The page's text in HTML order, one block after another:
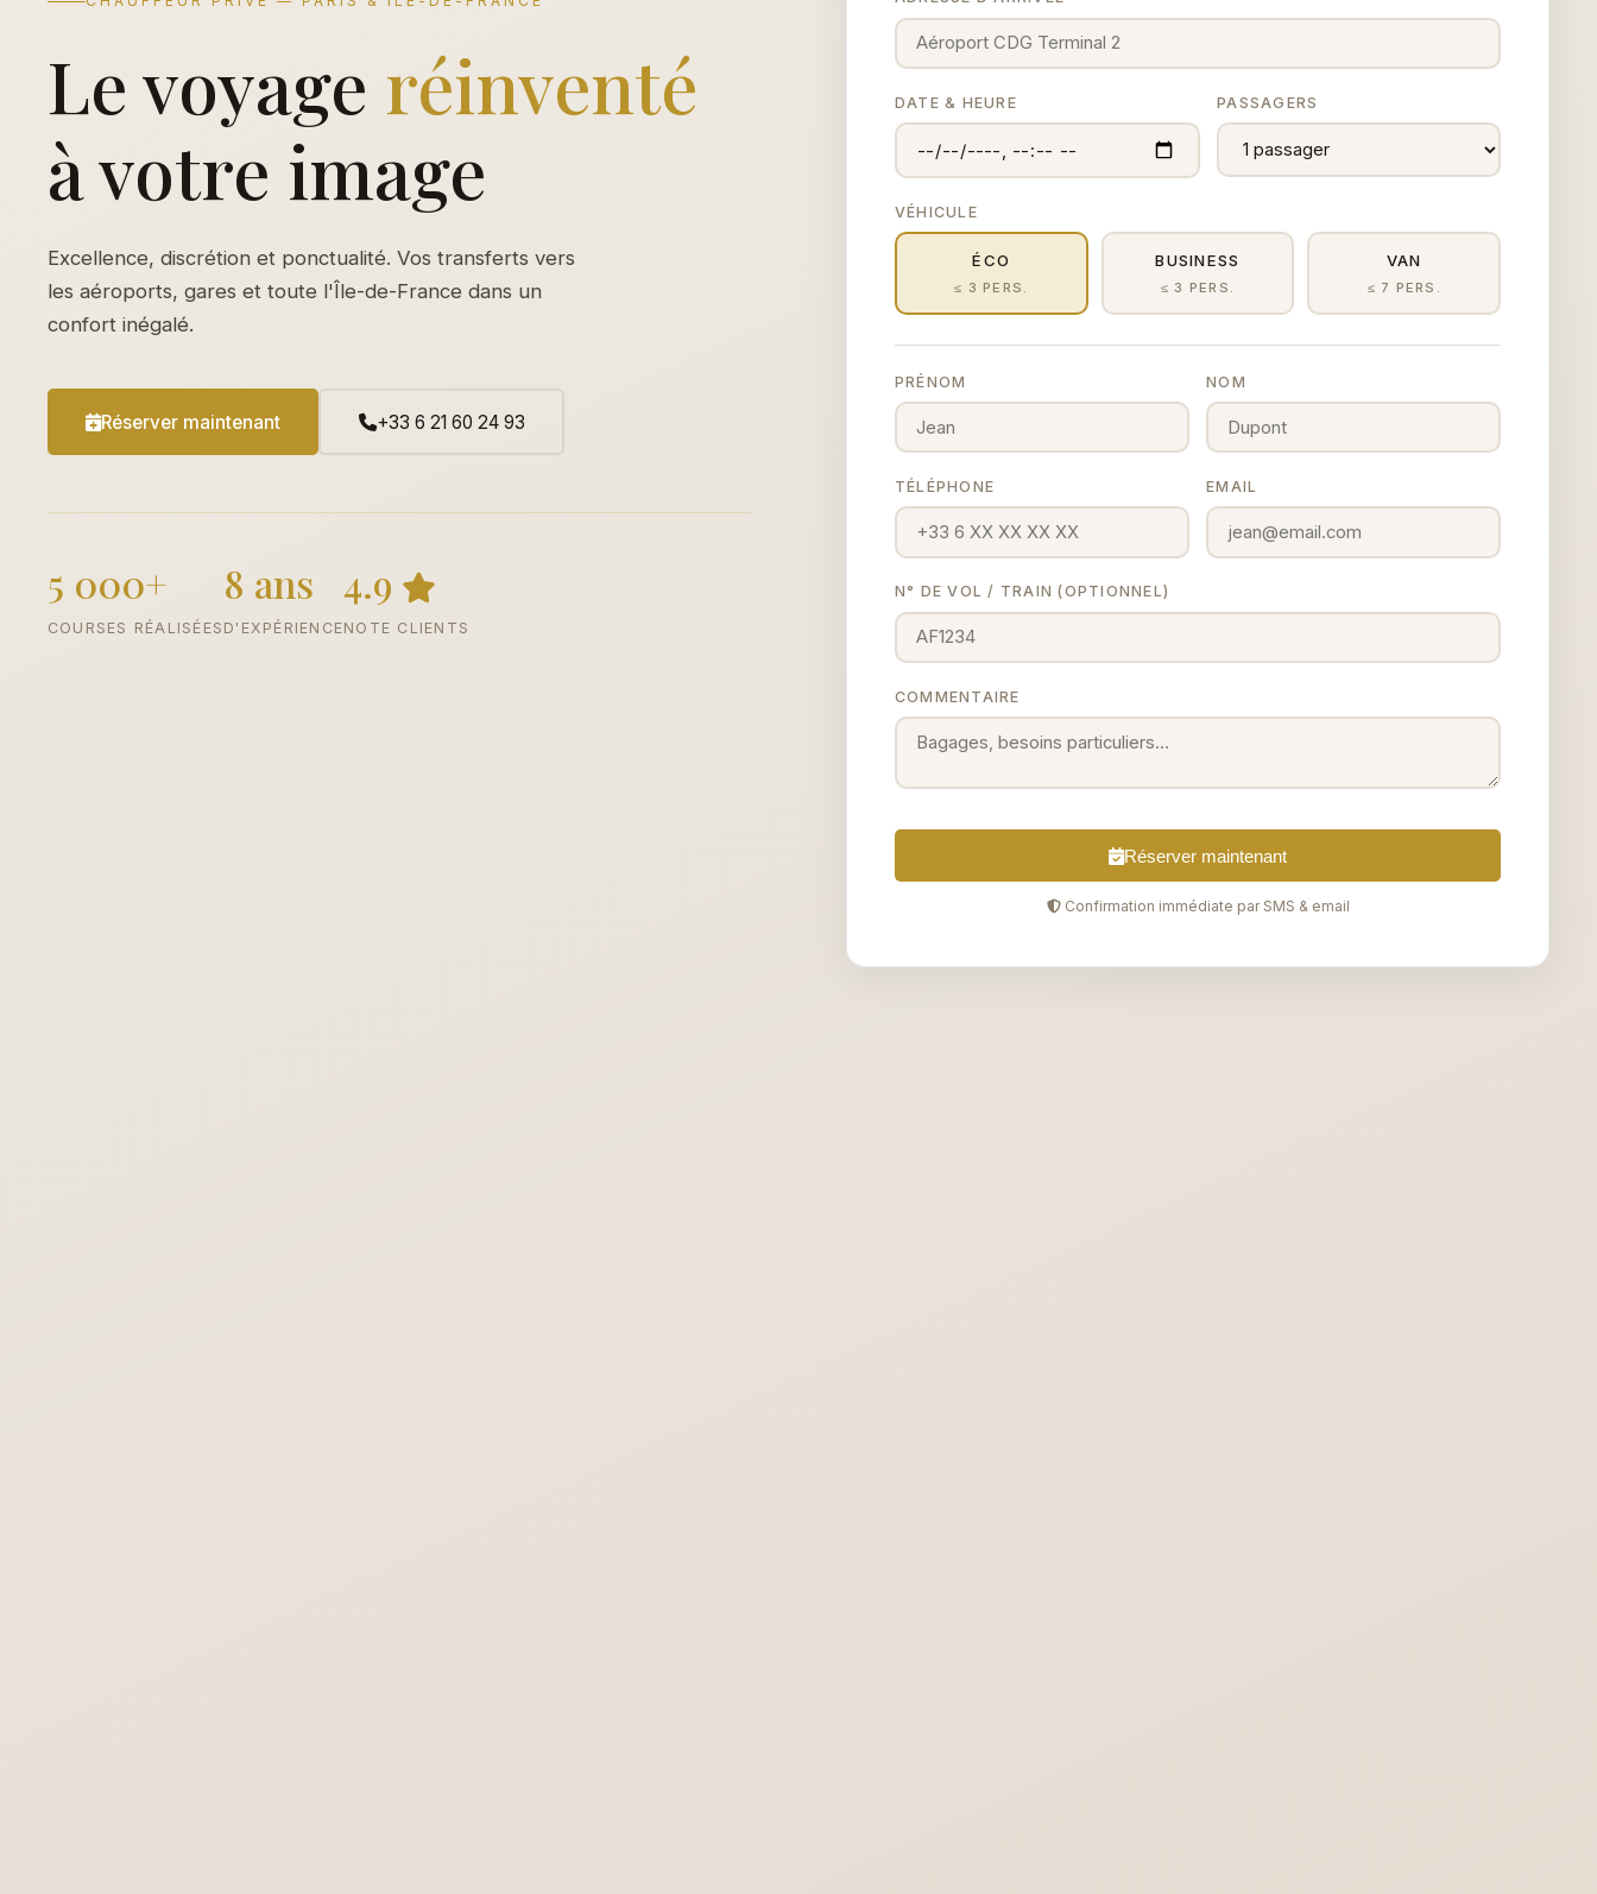
Le voyage réinventé
à votre image
Excellence, discrétion et ponctualité. Vos transferts vers
les aéroports, gares et toute l'Île-de-France dans un
confort inégalé.
Réserver maintenant +33 6 21 60 24 93
5 000+
COURSES RÉALISÉES
8 ans
D'EXPÉRIENCE
4.9
NOTE CLIENTS
DATE & HEURE PASSAGERS
VÉHICULE
ÉCO
≤ 3 PERS.
BUSINESS
≤ 3 PERS.
VAN
≤ 7 PERS.
PRÉNOM NOM
TÉLÉPHONE EMAIL
N° DE VOL / TRAIN (OPTIONNEL)
COMMENTAIRE
Réserver maintenant
Confirmation immédiate par SMS & email